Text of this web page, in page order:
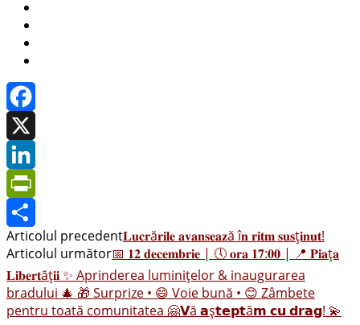
Facebook
X
LinkedIn
PrintFriendly
Share
Articolul precedent𝐋𝐮𝐜𝐫ă𝐫𝐢𝐥𝐞 𝐚𝐯𝐚𝐧𝐬𝐞𝐚𝐳ă î𝐧 𝐫𝐢𝐭𝐦 𝐬𝐮𝐬ț𝐢𝐧𝐮𝐭!
Articolul următor📅 𝟏𝟐 𝐝𝐞𝐜𝐞𝐦𝐛𝐫𝐢𝐞 | 🕔 𝐨𝐫𝐚 𝟏𝟕:𝟎𝟎 | 📍 𝐏𝐢𝐚ț𝐚
𝐋𝐢𝐛𝐞𝐫𝐭ăț𝐢𝐢 ✨ Aprinderea luminițelor & inaugurarea
bradului 🎄 🎁 Surprize • 😄 Voie bună • 😊 Zâmbete
pentru toată comunitatea 🤗𝗩ă 𝗮ș𝘁𝗲𝗽𝘁ă𝗺 𝗰𝘂 𝗱𝗿𝗮𝗴! 💫